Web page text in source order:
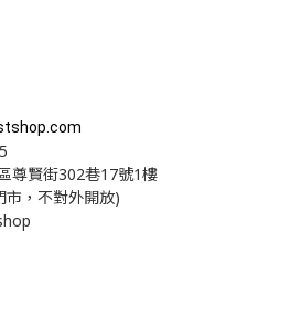
尊賢街302巷17號1樓
市，不對外開放)